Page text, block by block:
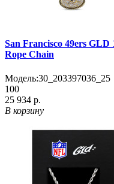
San Francisco 49ers
Rope Chain
Модель:30_203397036_25
100
25 934 р.
В корзину